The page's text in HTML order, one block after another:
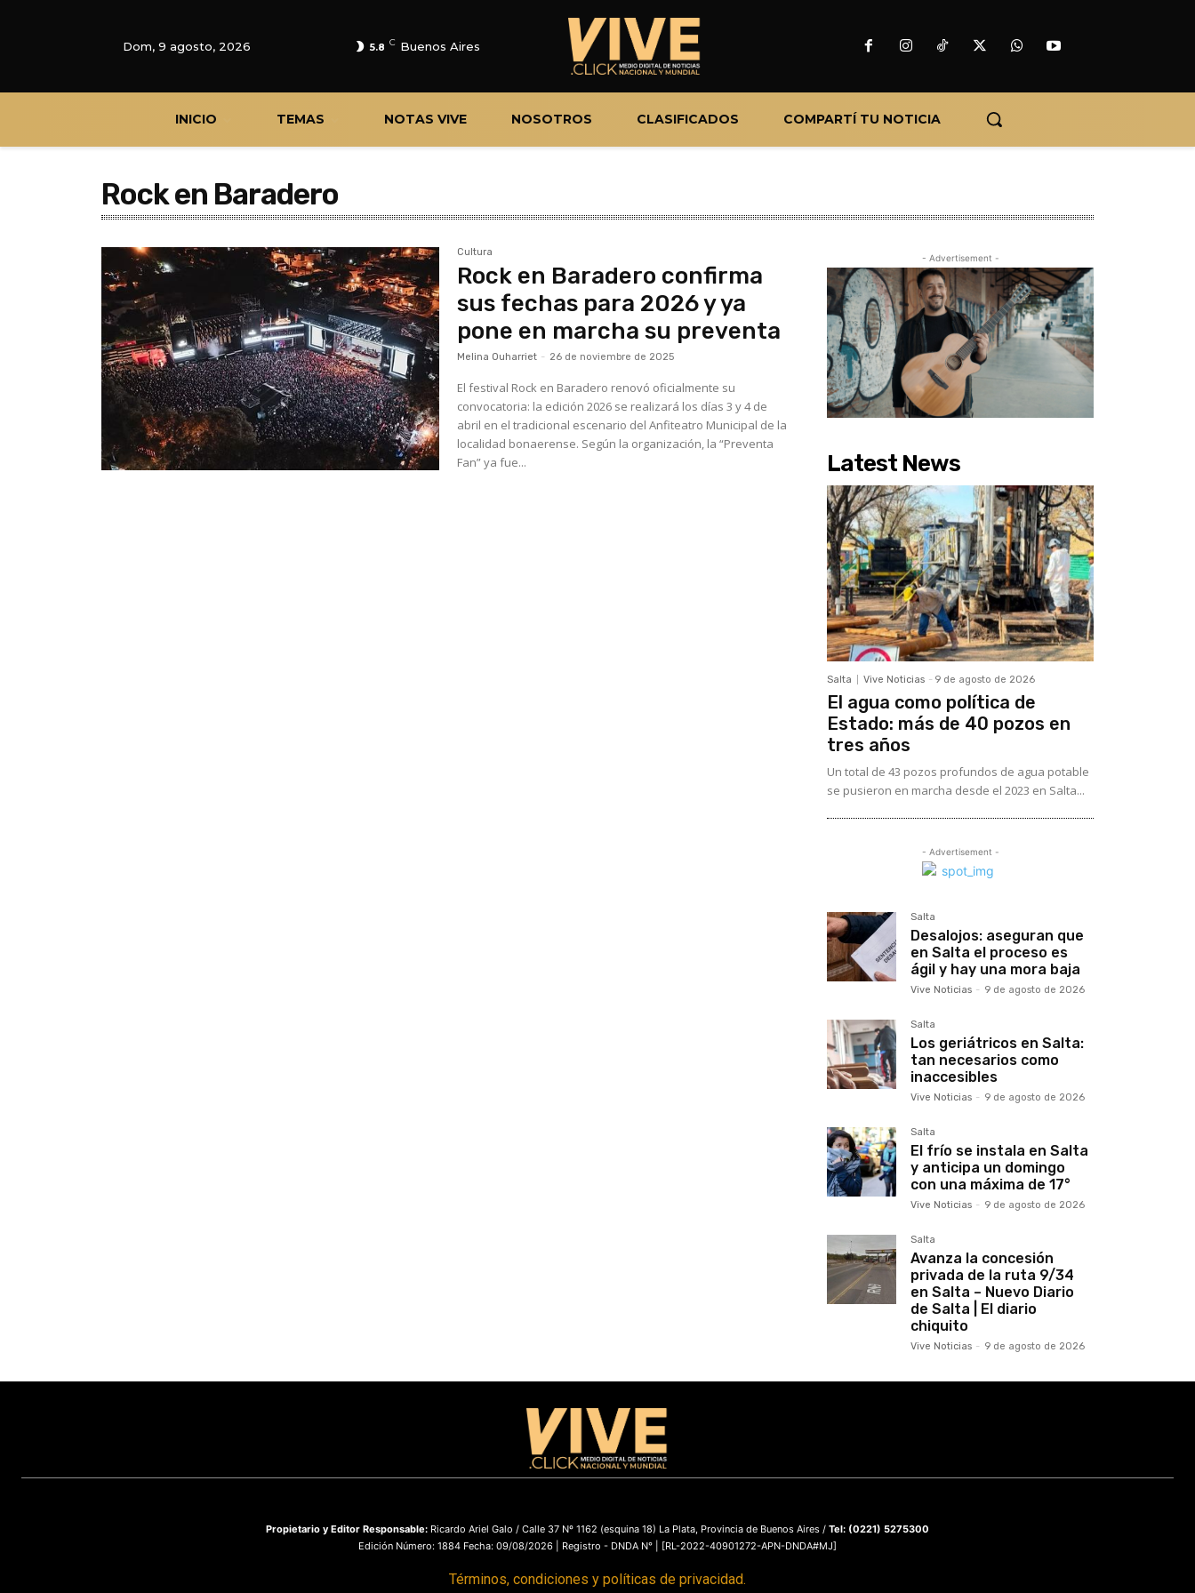
Dom, 9 agosto, 2026 5.8 C Buenos Aires
INICIO TEMAS NOTAS VIVE NOSOTROS CLASIFICADOS COMPARTÍ TU NOTICIA
Rock en Baradero
Cultura
Rock en Baradero confirma
sus fechas para 2026 y ya
pone en marcha su preventa
Melina Ouharriet - 26 de noviembre de 2025
El festival Rock en Baradero renovó oficialmente su
convocatoria: la edición 2026 se realizará los días 3 y 4 de
abril en el tradicional escenario del Anfiteatro Municipal de la
localidad bonaerense. Según la organización, la “Preventa
Fan” ya fue...
- Advertisement -
Latest News
Salta Vive Noticias - 9 de agosto de 2026
El agua como política de
Estado: más de 40 pozos en
tres años
Un total de 43 pozos profundos de agua potable
se pusieron en marcha desde el 2023 en Salta...
- Advertisement -
Salta
Desalojos: aseguran que
en Salta el proceso es
ágil y hay una mora baja
Vive Noticias - 9 de agosto de 2026
Salta
Los geriátricos en Salta:
tan necesarios como
inaccesibles
Vive Noticias - 9 de agosto de 2026
Salta
El frío se instala en Salta
y anticipa un domingo
con una máxima de 17°
Vive Noticias - 9 de agosto de 2026
Salta
Avanza la concesión
privada de la ruta 9/34
en Salta – Nuevo Diario
de Salta | El diario
chiquito
Vive Noticias - 9 de agosto de 2026
Propietario y Editor Responsable: Ricardo Ariel Galo / Calle 37 Nº 1162 (esquina 18) La Plata, Provincia de Buenos Aires / Tel: (0221) 5275300
Edición Número: 1884 Fecha: 09/08/2026 | Registro - DNDA N° | [RL-2022-40901272-APN-DNDA#MJ]
Términos, condiciones y políticas de privacidad.